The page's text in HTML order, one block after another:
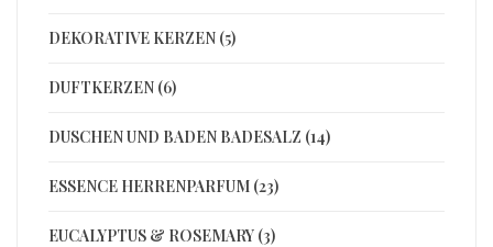
DEKORATIVE KERZEN (5)
DUFTKERZEN (6)
DUSCHEN UND BADEN BADESALZ (14)
ESSENCE HERRENPARFUM (23)
EUCALYPTUS & ROSEMARY (3)